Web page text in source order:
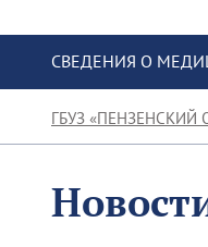
СВЕДЕНИЯ О
ГБУЗ